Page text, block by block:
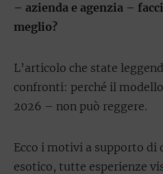
– azienda e agenzia –
meglio?
L’articolo che state
confronti: perché il
2026 – non può reggere.
Ecco i motivi a supporto di
esotico, tutte esperienze